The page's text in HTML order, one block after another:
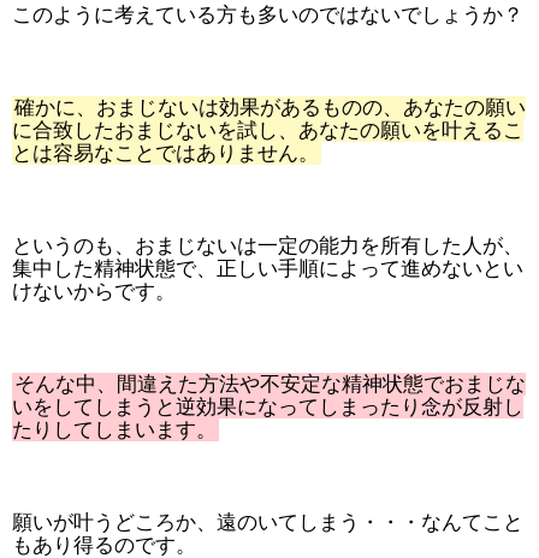
このように考えている方も多いのではないでしょうか？
確かに、おまじないは効果があるものの、あなたの願い
に合致したおまじないを試し、あなたの願いを叶えるこ
とは容易なことではありません。
というのも、おまじないは一定の能力を所有した人が、
集中した精神状態で、正しい手順によって進めないとい
けないからです。
そんな中、間違えた方法や不安定な精神状態でおまじな
いをしてしまうと逆効果になってしまったり念が反射し
たりしてしまいます。
願いが叶うどころか、遠のいてしまう・・・なんてこと
もあり得るのです。